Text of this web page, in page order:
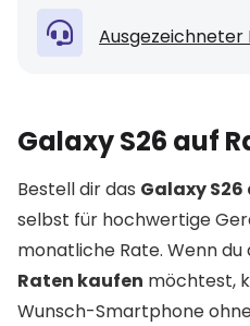
Ausgezeichneter
Galaxy S26 auf
Bestell dir das Galaxy
selbst für hochwertige
monatliche Rate. Wenn du
Raten kaufen möchtest,
Wunsch-Smartphone